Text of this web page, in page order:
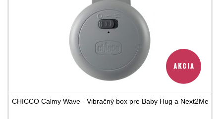
CHICCO Calmy Wave - Vibračný box pre Baby Hug a Next2Me